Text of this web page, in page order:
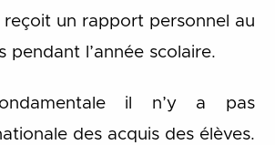
reçoit un rapport personnel au
pendant l’année scolaire.
il n’y a pas
des acquis des élèves.